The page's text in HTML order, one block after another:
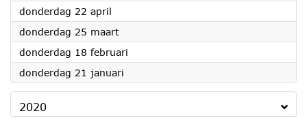
donderdag 22 april
donderdag 25 maart2021
donderdag 18 februari
donderdag 21 januari
2020